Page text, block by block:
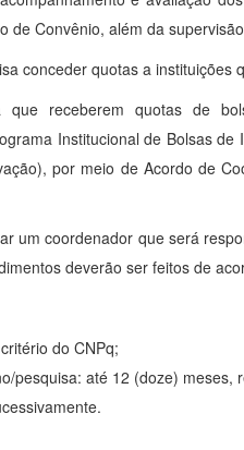
Convênio, além da
conceder quotas a instituições
receberem quotas de
Institucional de Bolsas
por meio de Acordo de
um coordenador que será
deverão ser feitos de
do CNPq;
pesquisa: até 12 (doze) meses,